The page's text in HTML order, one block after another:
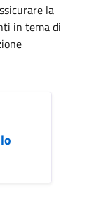
la
in tema di